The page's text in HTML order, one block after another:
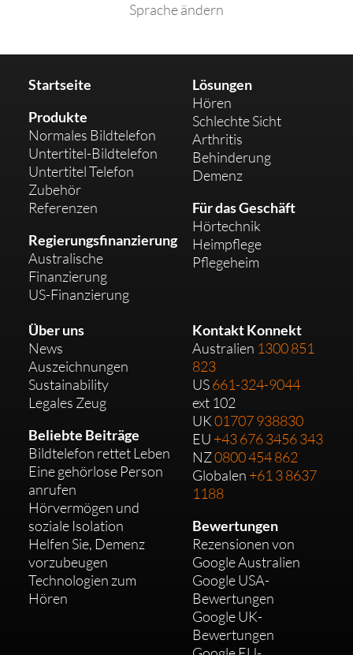
Sprache ändern
Startseite
Produkte
Normales Bildtelefon
Untertitel-Bildtelefon
Untertitel Telefon
Zubehör
Referenzen
Regierungsfinanzierung
Australische
Finanzierung
US-Finanzierung
Lösungen
Hören
Schlechte Sicht
Arthritis
Behinderung
Demenz
Für das Geschäft
Hörtechnik
Heimpflege
Pflegeheim
Über uns
News
Auszeichnungen
Sustainability
Legales Zeug
Beliebte Beiträge
Bildtelefon rettet Leben
Eine gehörlose Person
anrufen
Hörvermögen und
soziale Isolation
Helfen Sie, Demenz
vorzubeugen
Technologien zum
Hören
Kontakt Konnekt
Australien 1300 851
823
US661-324-9044
ext 102
UK01707 938830
EU +43 676 3456 343
NZ0800 454 862
Globalen +61 3 8637
1188
Bewertungen
Rezensionen von
Google Australien
Google USA-
Bewertungen
Google UK-
Bewertungen